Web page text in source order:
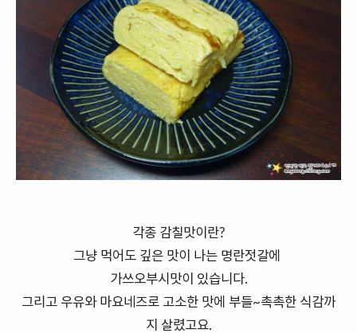
각종 감칠맛이란?
그냥 먹어도 깊은 맛이 나는 명란젓갈에
가쓰오부시맛이 있습니다.
그리고 우유와 마요네즈로 고소한 맛에 부들~촉촉한 식감까
지 살렸고요.